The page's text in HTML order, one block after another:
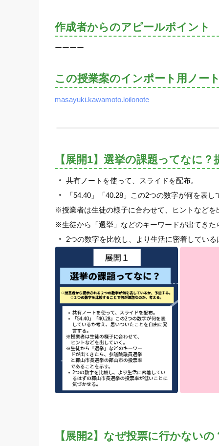
作成者からのアピールポイント
ーーーー
この授業案のインポート用ノー
masayuki.kawamoto.loilonote
【展開1】選挙の課題ってなに
共有ノートを使って、スライドを配布。
「54.40」「40.28」この2つの数字が何を表
※授業者は生徒の様子に合わせて、ヒントなどを
※生徒から「選挙」などのキーワードが出てき
2つの数字を比較し、より生活に密着してい
【展開2】なぜ投票に行かない